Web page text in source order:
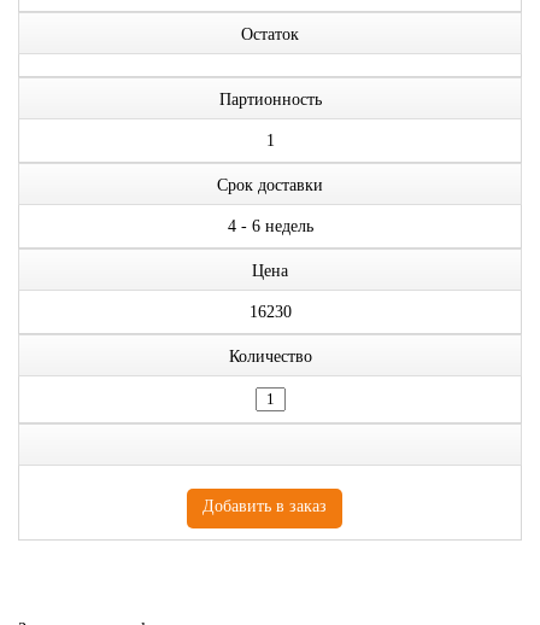
Остаток
Партионность
1
Срок доставки
4 - 6 недель
Цена
16230
Количество